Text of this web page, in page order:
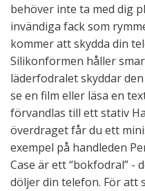
behöver inte ta med dig
invändiga fack som
kommer att skydda din
Silikonformen håller
läderfodralet skyddar
se en film eller läsa en
förvandlas till ett stativ
överdraget får du ett
exempel på handleden
Case är ett “bokfodral” -
döljer din telefon. För att